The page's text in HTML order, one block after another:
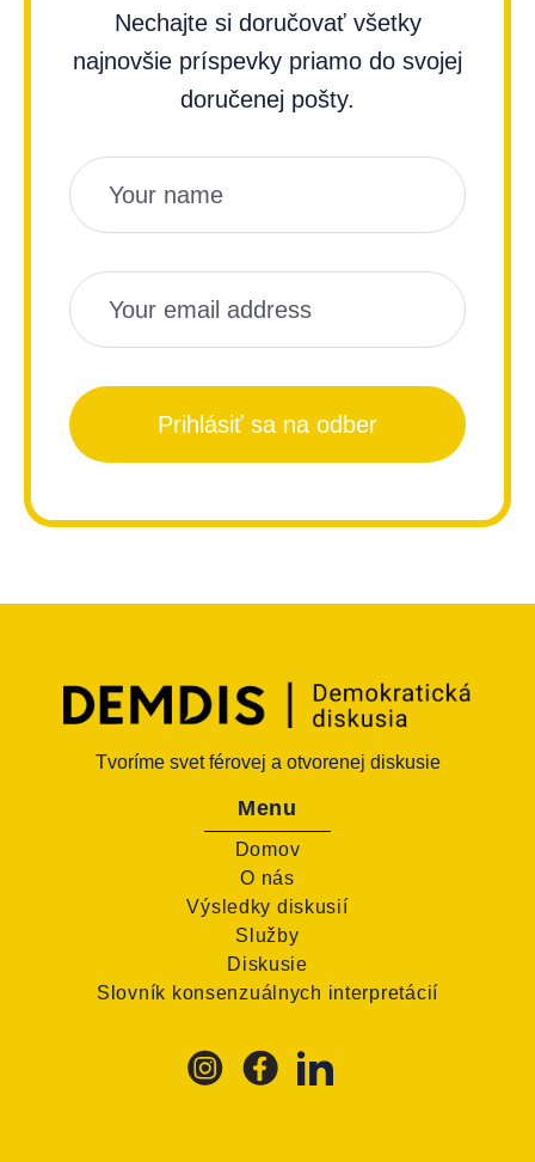
Nechajte si doručovať všetky
najnovšie príspevky priamo do svojej
doručenej pošty.
Názov
Email
Prihlásiť sa na odber
Tvoríme svet férovej a otvorenej diskusie
Menu
Domov
O nás
Výsledky diskusií
Služby
Diskusie
Slovník konsenzuálnych interpretácií